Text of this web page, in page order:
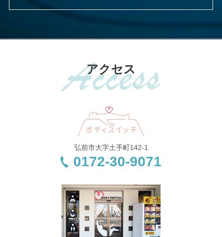
アクセス
弘前市大字土手町142-1
0172-30-9071